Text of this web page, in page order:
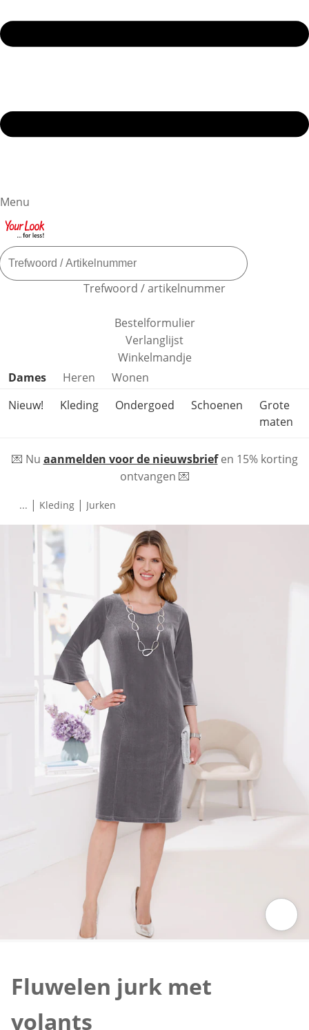
Menu
Trefwoord / artikelnummer
Bestelformulier
Verlanglijst
Winkelmandje
Productcategorieën overslaan
Dames Heren
Wonen
Nieuw!
Kleding Ondergoed Schoenen
Grote
maten
💌 Nu aanmelden voor de nieuwsbriefen 15% korting
ontvangen 💌
... | Kleding | Jurken
Fluwelen jurk met
volants